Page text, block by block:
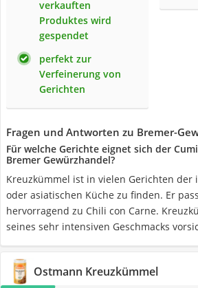
verkauften
Produktes wird
gespendet
perfekt zur
Verfeinerung von
Gerichten
Fragen und Antworten zu Bremer-
Für welche Gerichte eignet sich der
Bremer Gewürzhandel?
Kreuzkümmel ist in vielen Gerichten der
oder asiatischen Küche zu finden. Er
hervorragend zu Chili con Carne.
seines sehr intensiven Geschmacks
Ostmann Kreuzkümmel